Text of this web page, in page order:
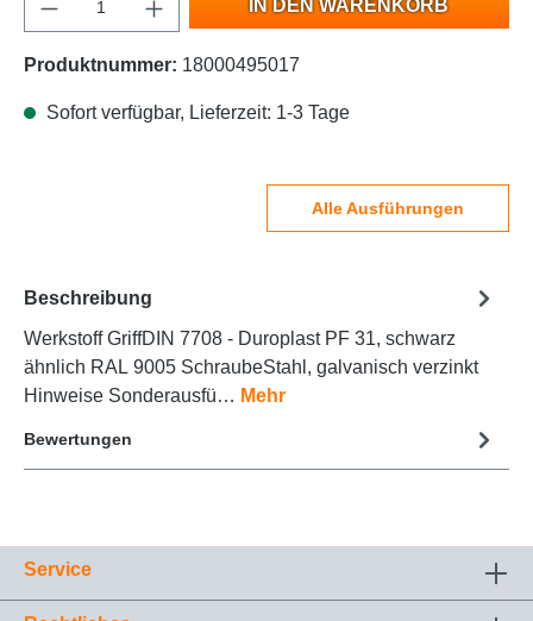
IN DEN WARENKORB
Produktnummer: 18000495017
Sofort verfügbar, Lieferzeit: 1-3 Tage
Alle Ausführungen
Beschreibung
Werkstoff GriffDIN 7708 - Duroplast PF 31, schwarz
ähnlich RAL 9005 SchraubeStahl, galvanisch verzinkt
Hinweise Sonderausfü… Mehr
Bewertungen
Service